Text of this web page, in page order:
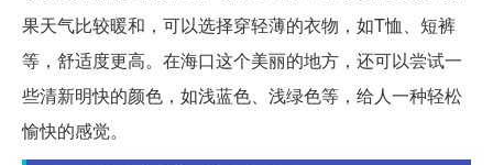
果天气比较暖和，可以选择穿轻薄的衣物，如T恤、短裤
等，舒适度更高。在海口这个美丽的地方，还可以尝试一
些清新明快的颜色，如浅蓝色、浅绿色等，给人一种轻松
愉快的感觉。